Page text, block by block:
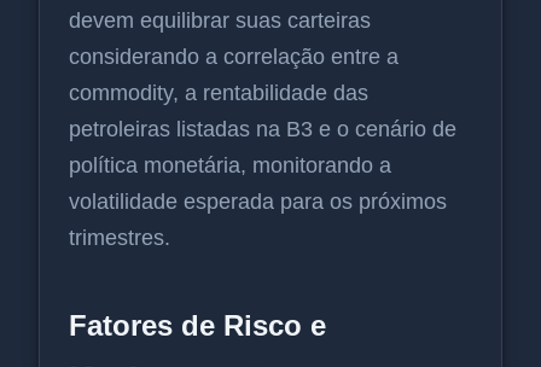
devem equilibrar suas carteiras
considerando a correlação entre a
commodity, a rentabilidade das
petroleiras listadas na B3 e o cenário de
política monetária, monitorando a
volatilidade esperada para os próximos
trimestres.
Fatores de Risco e